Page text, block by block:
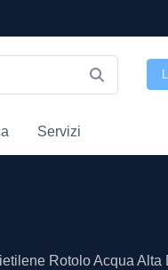
Servizi
Rotolo Acqua Alta